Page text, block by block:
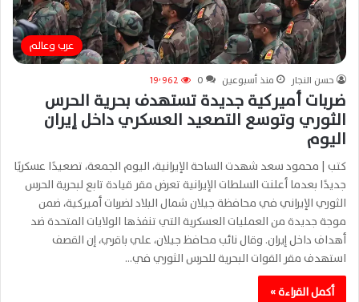
عرب وعالم
حسن النجار منذ أسبوعين 0 19٬962
ضربات أميركية جديدة تستهدف بحرية الحرس
الثوري وتوسع التصعيد العسكري داخل إيران
اليوم
كتب | محمود سعد شهدت الساحة الإيرانية، اليوم الجمعة، تصعيدًا عسكريًا
جديدًا بعدما أعلنت السلطات الإيرانية تعرض مقر قيادة تابع لبحرية الحرس
الثوري الإيراني في محافظة جيلان شمال البلاد لضربات أميركية، ضمن
موجة جديدة من العمليات العسكرية التي تنفذها الولايات المتحدة ضد
أهداف داخل إيران. وقال نائب محافظ جيلان، علي باقري، إن القصف
استهدف مقر القوات البحرية للحرس الثوري في…
أكمل القراءة »